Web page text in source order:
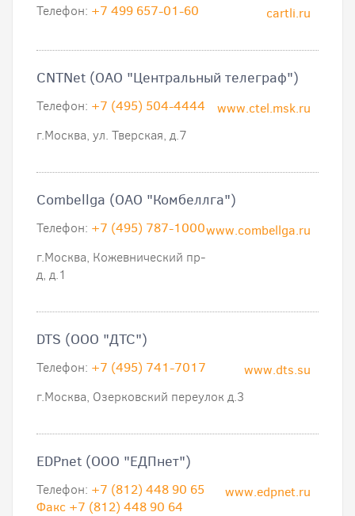
cartli.ru
Телефон: +7 499 657-01-60
CNTNet (ОАО "Центральный телеграф")
www.ctel.msk.ru
Телефон: +7 (495) 504-4444
г.Москва, ул. Тверская, д.7
Combellga (ОАО "Комбеллга")
www.combellga.ru
Телефон: +7 (495) 787-1000
г.Москва, Кожевнический пр-
д, д.1
DTS (ООО "ДТС")
www.dts.su
Телефон: +7 (495) 741-7017
г.Москва, Озерковский переулок д.3
EDPnet (ООО "ЕДПнет")
www.edpnet.ru
Телефон: +7 (812) 448 90 65
Факс +7 (812) 448 90 64